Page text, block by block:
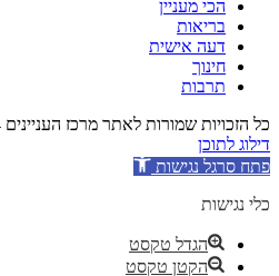
הכי מעניין
בריאות
דעה אישית
חינוך
תרבות
כל הזכויות שמורות לאתר מרכז העניינים 2024
דילוג לתוכן
פתח סרגל נגישות
כלי נגישות
הגדל טקסט
הקטן טקסט